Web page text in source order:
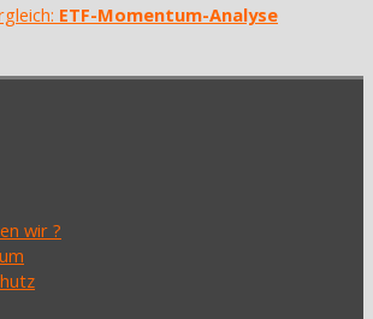
ETF-Momentum-Analyse
wir ?